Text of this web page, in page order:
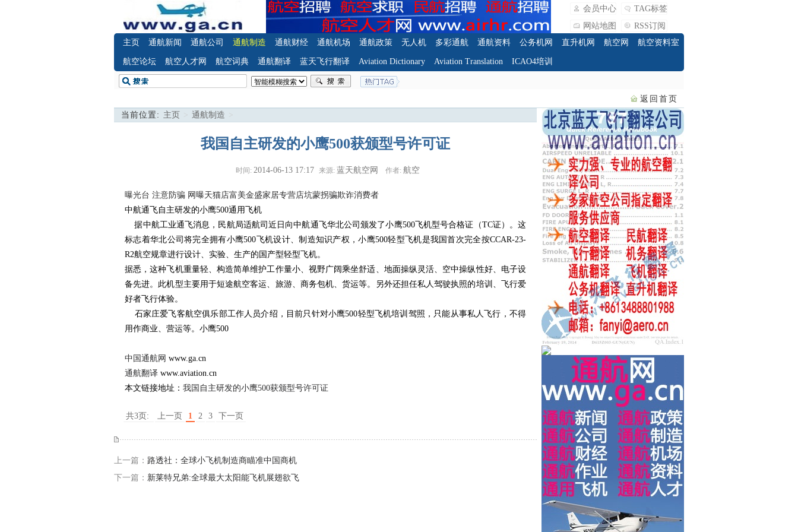
会员中心
TAG标签
网站地图
RSS订阅
主页
通航新闻 通航公司 通航制造 通航财经 通航机场 通航政策 无人机 多彩通航 通航资料 公务机网 直升机网 航空网 航空资料室
航空论坛 航空人才网 航空词典 通航翻译 蓝天飞行翻译 Aviation Dictionary Aviation Translation ICAO4培训
返回首页
当前位置: 主页 > 通航制造 >
我国自主研发的小鹰500获颁型号许可证
时间: 2014-06-13 17:17 来源: 蓝天航空网 作者: 航空
曝光台 注意防骗 网曝天猫店富美金盛家居专营店坑蒙拐骗欺诈消费者
中航通飞自主研发的小鹰500通用飞机
据中航工业通飞消息，民航局适航司近日向中航通飞华北公司颁发了小鹰500飞机型号合格证（TC证）。这
标志着华北公司将完全拥有小鹰500 飞机设计、制造知识产权，小鹰500轻型飞机是我国首次完全按CCAR-23-
R2航空规章进行设计、实验、生产的国产型轻型飞机。
据悉，这种飞机重量轻、构造简单维护工作量小、视野广阔乘坐舒适、地面操纵灵活、空中操纵性好、电子设
备先进。此机型主要用于短途航空客运、旅游、商务包机、货运等。另外还担任私人驾驶执照的培训、飞行爱
好者飞行体验。
石家庄爱飞客航空俱乐部工作人员介绍，目前只针对小鹰500轻型飞机培训驾照，只能从事私人飞行，不得
用作商业、营运等。小鹰500
中国通航网 www.ga.cn
通航翻译 www.aviation.cn
本文链接地址： 我国自主研发的小鹰500获颁型号许可证
共3页: 上一页 1 2 3 下一页
上一篇： 路透社：全球小飞机制造商瞄准中国商机
下一篇： 新莱特兄弟:全球最大太阳能飞机展翅欲飞